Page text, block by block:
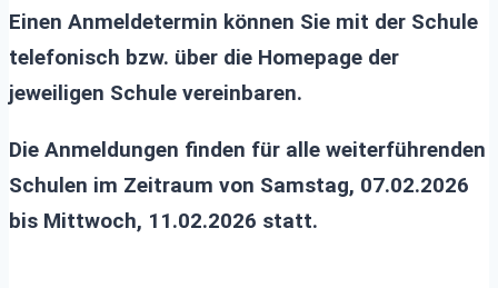
Einen Anmeldetermin können Sie mit der Schule
telefonisch bzw. über die Homepage der
jeweiligen Schule vereinbaren.
Die Anmeldungen finden für alle weiterführenden
Schulen im Zeitraum von Samstag, 07.02.2026
bis Mittwoch, 11.02.2026 statt.